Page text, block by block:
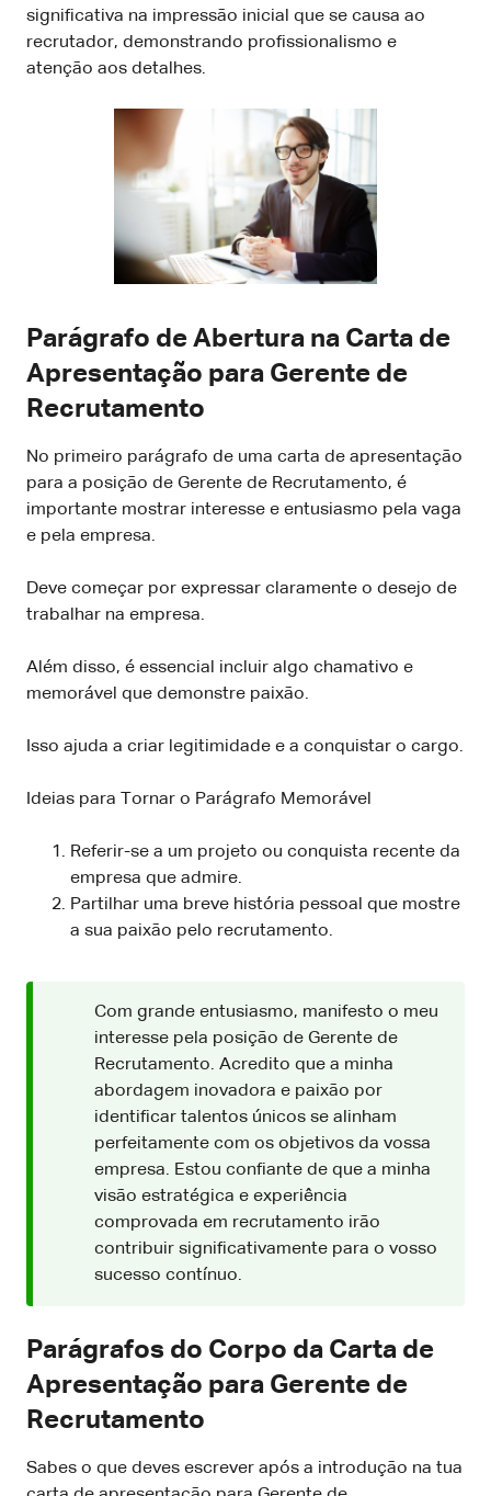
significativa na impressão inicial que se causa ao
recrutador, demonstrando profissionalismo e
atenção aos detalhes.
Parágrafo de Abertura na Carta de
Apresentação para Gerente de
Recrutamento
No primeiro parágrafo de uma carta de apresentação
para a posição de Gerente de Recrutamento, é
importante mostrar interesse e entusiasmo pela vaga
e pela empresa.
Deve começar por expressar claramente o desejo de
trabalhar na empresa.
Além disso, é essencial incluir algo chamativo e
memorável que demonstre paixão.
Isso ajuda a criar legitimidade e a conquistar o cargo.
Ideias para Tornar o Parágrafo Memorável
Referir-se a um projeto ou conquista recente da
empresa que admire.
Partilhar uma breve história pessoal que mostre
a sua paixão pelo recrutamento.
Com grande entusiasmo, manifesto o meu
interesse pela posição de Gerente de
Recrutamento. Acredito que a minha
abordagem inovadora e paixão por
identificar talentos únicos se alinham
perfeitamente com os objetivos da vossa
empresa. Estou confiante de que a minha
visão estratégica e experiência
comprovada em recrutamento irão
contribuir significativamente para o vosso
sucesso contínuo.
Parágrafos do Corpo da Carta de
Apresentação para Gerente de
Recrutamento
Sabes o que deves escrever após a introdução na tua